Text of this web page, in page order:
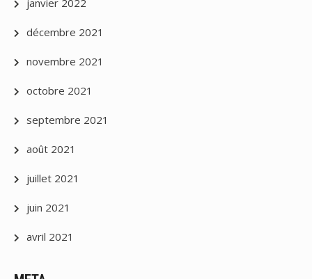
décembre 2021
novembre 2021
octobre 2021
septembre 2021
août 2021
juillet 2021
juin 2021
avril 2021